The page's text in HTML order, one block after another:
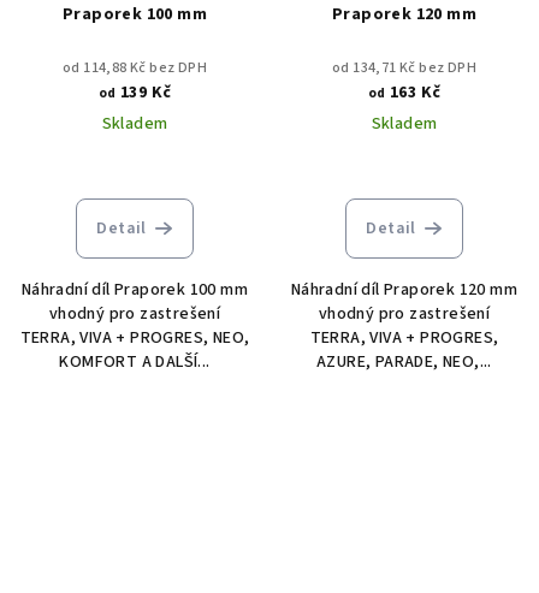
Praporek 100 mm
od 114,88 Kč bez DPH
od 139 Kč
Skladem
Detail
Náhradní díl Praporek 100 mm
vhodný pro zastrešení
TERRA, VIVA + PROGRES, NEO,
KOMFORT A DALŠÍ...
Praporek 120 mm
od 134,71 Kč bez DPH
od 163 Kč
Skladem
Detail
Náhradní díl Praporek 120 mm
vhodný pro zastrešení
TERRA, VIVA + PROGRES,
AZURE, PARADE, NEO,...